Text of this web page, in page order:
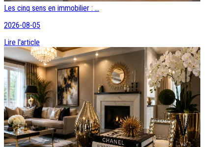
Les cinq sens en immobilier : ...
2026-08-05
Lire l'article